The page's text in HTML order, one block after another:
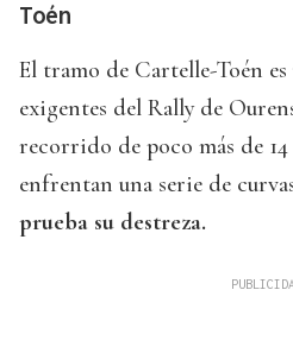
Toén
El tramo de Cartelle-Toén es
exigentes del Rally de
recorrido de poco más de
enfrentan una serie de
prueba su destreza.